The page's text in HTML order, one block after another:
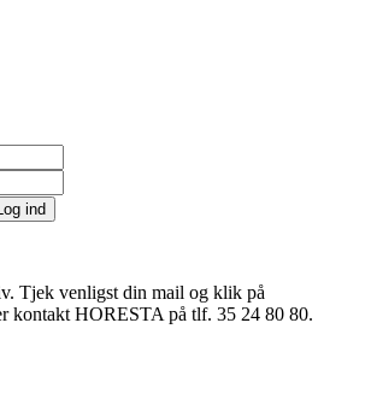
Tjek venligst din mail og klik på
kontakt HORESTA på tlf. 35 24 80 80.